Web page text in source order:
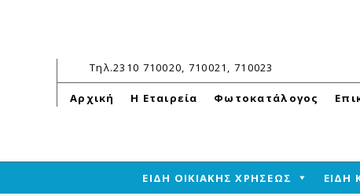
Τηλ.2310 710020, 710021, 710023
Αρχική Η Εταιρεία Φωτοκατάλογος
ΕΙΔΗ ΟΙΚΙΑΚΗΣ ΧΡΗΣΕΩΣ ΕΙΔΗ